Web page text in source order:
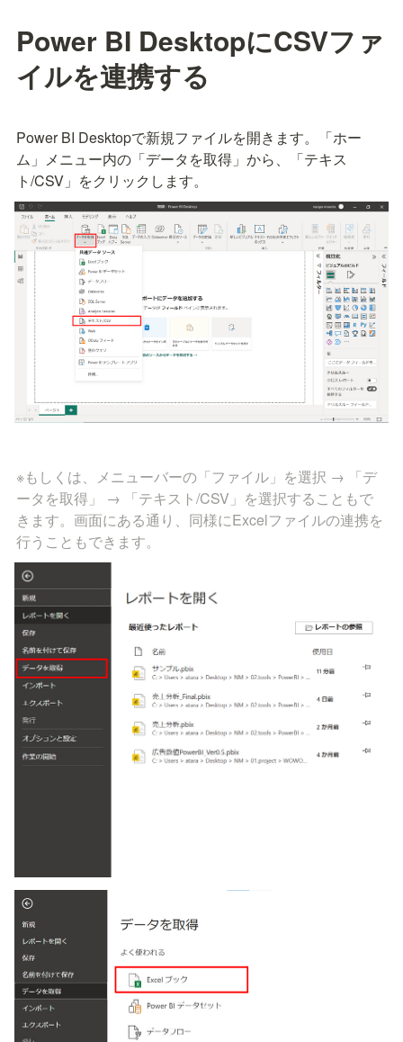
Power BI DesktopにCSVファ
イルを連携する
Power BI Desktopで新規ファイルを開きます。「ホー
ム」メニュー内の「データを取得」から、「テキス
ト/CSV」をクリックします。
※もしくは、メニューバーの「ファイル」を選択 → 「デ
ータを取得」 → 「テキスト/CSV」を選択することもで
きます。画面にある通り、同様にExcelファイルの連携を
行うこともできます。